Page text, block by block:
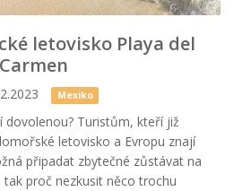
letovisko Playa del
Carmen
Mexiko
dovolenou? Turistům, kteří již
letovisko a Evropu znají
připadat zbytečné zůstávat na
proč nezkusit něco trochu